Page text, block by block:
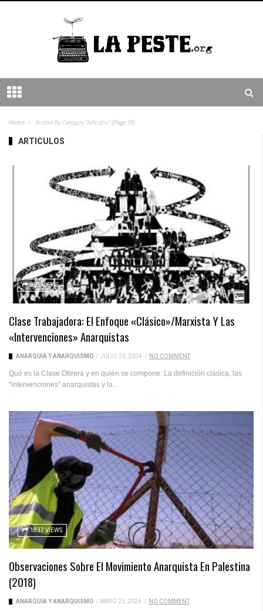
Home Archive By Category "Articulos"(Page 19)
ARTICULOS
951 VIEWS
Clase Trabajadora: El Enfoque «clásico»/marxista Y Las
«intervenciones» Anarquistas
ANARQUÍA Y ANARQUISMO / JULIO 23, 2024 / NO COMMENT
Qué es la Clase Obrera y en quién se compone: La definición clásica, las
"intervenciones" anarquistas y la...
1837 VIEWS
Observaciones Sobre El Movimiento Anarquista En Palestina
(2018)
ANARQUÍA Y ANARQUISMO / MAYO 23, 2024 / NO COMMENT